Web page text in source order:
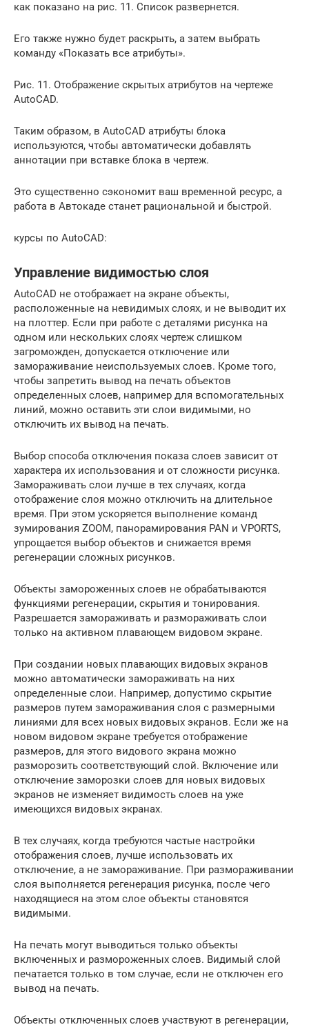
как показано на рис. 11. Список развернется.
Его также нужно будет раскрыть, а затем выбрать
команду «Показать все атрибуты».
Рис. 11. Отображение скрытых атрибутов на чертеже
AutoCAD.
Таким образом, в AutoCAD атрибуты блока
используются, чтобы автоматически добавлять
аннотации при вставке блока в чертеж.
Это существенно сэкономит ваш временной ресурс, а
работа в Автокаде станет рациональной и быстрой.
курсы по AutoCAD:
Управление видимостью слоя
AutoCAD не отображает на экране объекты,
расположенные на невидимых слоях, и не выводит их
на плоттер. Если при работе с деталями рисунка на
одном или нескольких слоях чертеж слишком
загроможден, допускается отключение или
замораживание неиспользуемых слоев. Кроме того,
чтобы запретить вывод на печать объектов
определенных слоев, например для вспомогательных
линий, можно оставить эти слои видимыми, но
отключить их вывод на печать.
Выбор способа отключения показа слоев зависит от
характера их использования и от сложности рисунка.
Замораживать слои лучше в тех случаях, когда
отображение слоя можно отключить на длительное
время. При этом ускоряется выполнение команд
зумирования ZOOM, панорамирования PAN и VPORTS,
упрощается выбор объектов и снижается время
регенерации сложных рисунков.
Объекты замороженных слоев не обрабатываются
функциями регенерации, скрытия и тонирования.
Разрешается замораживать и размораживать слои
только на активном плавающем видовом экране.
При создании новых плавающих видовых экранов
можно автоматически замораживать на них
определенные слои. Например, допустимо скрытие
размеров путем замораживания слоя с размерными
линиями для всех новых видовых экранов. Если же на
новом видовом экране требуется отображение
размеров, для этого видового экрана можно
разморозить соответствующий слой. Включение или
отключение заморозки слоев для новых видовых
экранов не изменяет видимость слоев на уже
имеющихся видовых экранах.
В тех случаях, когда требуются частые настройки
отображения слоев, лучше использовать их
отключение, а не замораживание. При размораживании
слоя выполняется регенерация рисунка, после чего
находящиеся на этом слое объекты становятся
видимыми.
На печать могут выводиться только объекты
включенных и размороженных слоев. Видимый слой
печатается только в том случае, если не отключен его
вывод на печать.
Объекты отключенных слоев участвуют в регенерации,